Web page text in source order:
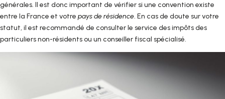
générales. Il est donc important de vérifier si une convention existe
entre la France et votre pays de résidence. En cas de doute sur votre
statut, il est recommandé de consulter le service des impôts des
particuliers non-résidents ou un conseiller fiscal spécialisé.